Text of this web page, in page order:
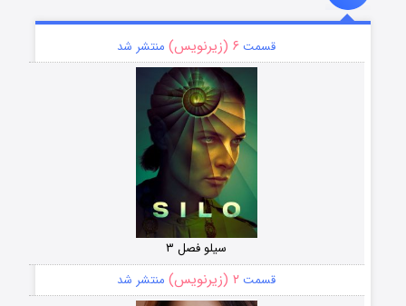
قسمت ۶ (زیرنویس) منتشر شد
سیلو فصل ۳
قسمت ۲ (زیرنویس) منتشر شد